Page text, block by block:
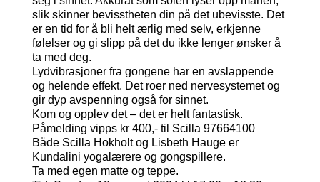
slik skinner bevisstheten din på det ubevisste. Det
er en tid for å bli helt ærlig med selv, erkjenne
følelser og gi slipp på det du ikke lenger ønsker å
ta med deg.
Lydvibrasjoner fra gongene har en avslappende
og helende effekt. Det roer ned nervesystemet og
gir dyp avspenning også for sinnet.
Kom og opplev det – det er helt fantastisk.
Påmelding vipps kr 400,- til Scilla 97664100
Både Scilla Hokholt og Lisbeth Hauge er
Kundalini yogalærere og gongspillere.
Ta med egen matte og teppe.